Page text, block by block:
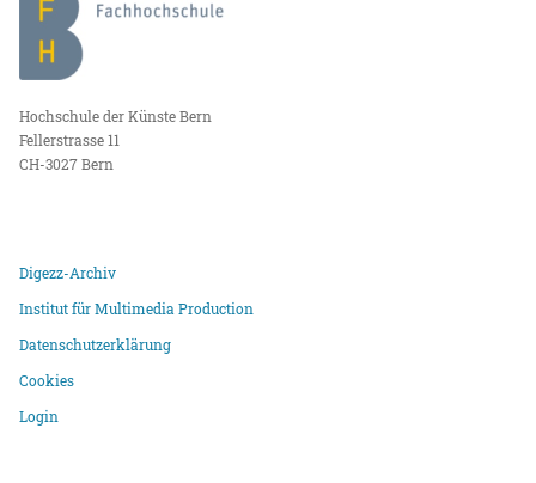
Hochschule der Künste Bern
Fellerstrasse 11
CH-3027 Bern
Digezz-Archiv
Institut für Multimedia Production
Datenschutzerklärung
Cookies
Login